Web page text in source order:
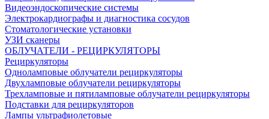
Видеоэндоскопические системы
Электрокардиографы и диагностика сосудов
Стоматологические установки
УЗИ сканеры
ОБЛУЧАТЕЛИ - РЕЦИРКУЛЯТОРЫ
Рециркуляторы
Одноламповые облучатели рециркуляторы
Двухламповые облучатели рециркуляторы
Трехламповые и пятиламповые облучатели рециркуляторы
Подставки для рециркуляторов
Лампы ультрафиолетовые